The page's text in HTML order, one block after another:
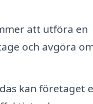
att utföra en
och avgöra
kan företaget